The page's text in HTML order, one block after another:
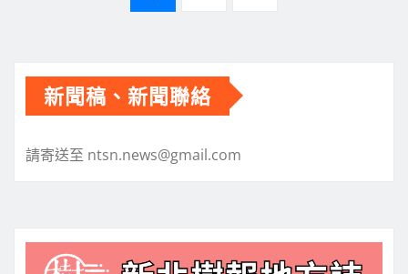
頁
新聞稿、新聞聯絡
請寄送至 ntsn.news@gmail.com